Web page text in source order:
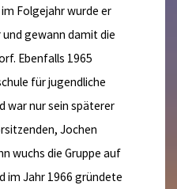
Folgejahr wurde er
gewann damit die
Ebenfalls 1965
für jugendliche
war nur sein späterer
Jochen
wuchs die Gruppe auf
im Jahr 1966 gründete